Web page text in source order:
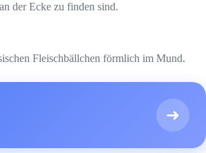
der Ecke zu finden sind.
Fleischbällchen förmlich im Mund.
➜